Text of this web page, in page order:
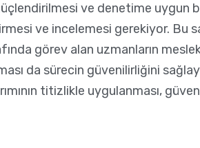
ve denetime uygun
ve incelemesi gerekiyor. Bu
görev alan uzmanların
da sürecin güvenilirliğini
titizlikle uygulanması,